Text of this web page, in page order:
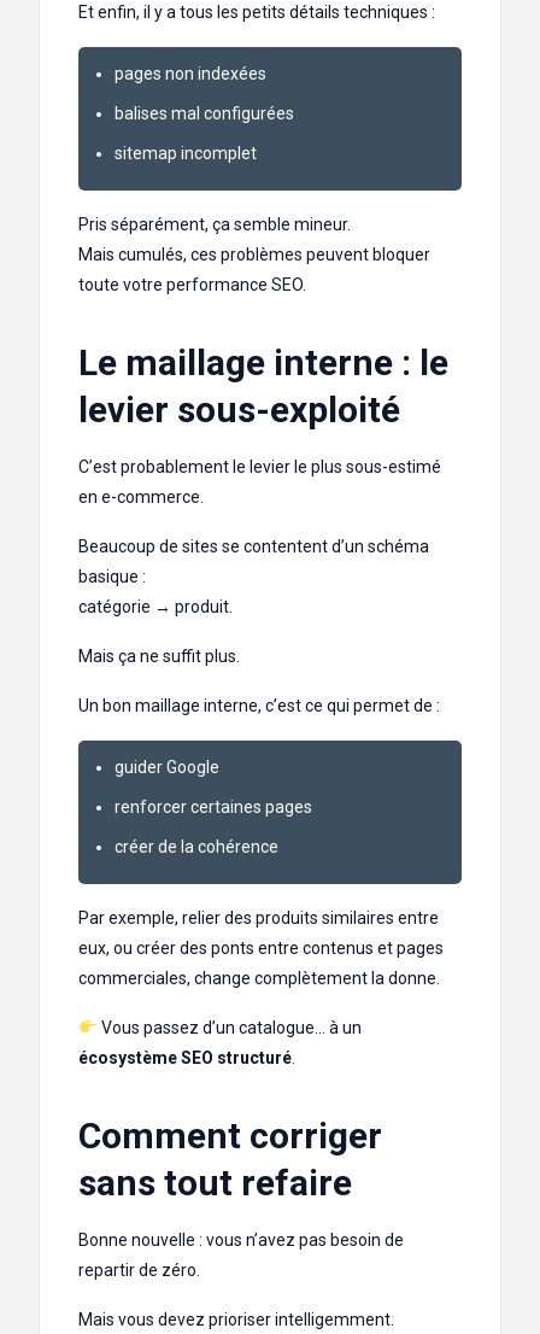
Et enfin, il y a tous les petits détails techniques :
pages non indexées
balises mal configurées
sitemap incomplet
Pris séparément, ça semble mineur.
Mais cumulés, ces problèmes peuvent bloquer
toute votre performance SEO.
Le maillage interne : le
levier sous-exploité
C’est probablement le levier le plus sous-estimé
en e-commerce.
Beaucoup de sites se contentent d’un schéma
basique :
catégorie → produit.
Mais ça ne suffit plus.
Un bon maillage interne, c’est ce qui permet de :
guider Google
renforcer certaines pages
créer de la cohérence
Par exemple, relier des produits similaires entre
eux, ou créer des ponts entre contenus et pages
commerciales, change complètement la donne.
Vous passez d’un catalogue… à un
écosystème SEO structuré
Comment corriger
sans tout refaire
Bonne nouvelle : vous n’avez pas besoin de
repartir de zéro.
Mais vous devez prioriser intelligemment.